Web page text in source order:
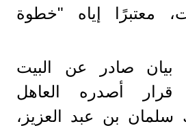
معتبرًا إياه "خطوة
صادر عن البيت
قرار أصدره العاهل
سلمان بن عبد العزيز،